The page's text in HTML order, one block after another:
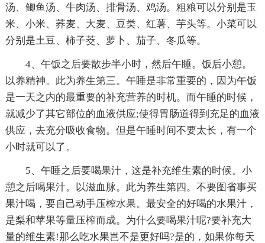
汤、鲫鱼汤、牛肉汤、排骨汤、鸡汤。粗粮可以分别是玉
米、小米、荞麦、大麦、豆类、红薯、芋头等。小菜可以
分别是土豆、柿子茭、萝卜、茄子、冬瓜等。
4、午饭之后要散步半小时，然后午睡。饭后小憩。
以养精神。此为养生第三。午睡是非常重要的，因为午饭
是一天之内的最重要的补充营养的时机。而午睡的时候，
就减少了其它部位的血液供应;使得胃肠道得到充足的血液
供应，去充分吸收食物。但是午睡时间不要太长，有一个
小时就可以了。
5、午睡之后要喝果汁，这是补充维生素的时候。小
憩之后喝果汁。以滋血脉。此为养生第四。不要图省事买
果汁喝，要自己动手压榨水果。最安全的好喝的水果汁，
是梨和苹果等量压榨而成。为什么要喝果汁呢?要补充大
量的维生素!那么吃水果岂不是更好吗?是的，如果你每天